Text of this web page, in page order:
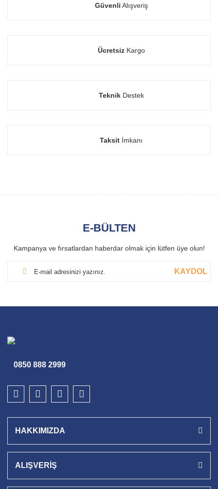
Güvenli Alışveriş
ÜcretsizKargo
TeknikDestek
Taksit İmkanı
E-BÜLTEN
Kampanya ve fırsatlardan haberdar olmak için lütfen üye olun!
KAYDOL
0850 888 2999
HAKKIMIZDA
ALIŞVERİŞ